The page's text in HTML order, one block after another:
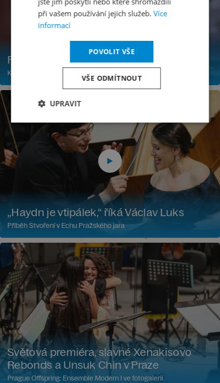
Fantasticky užitý SpringTEEN
Koukněte se na fotky z nabitého odpoledne pro děti i dospělé
„Haydn je vtipálek,“ říká Václav Luks
Příběh Stvoření v Echu Pražského jara
Světová premiéra, slavné Xenakisovo
Rebonds a Unsuk Chin v Praze
Prague Offspring: Ensemble Modern I ve fotogalerii
při vašem používání jejich služeb. Více
informací
POVOLIT VŠE
VŠE ODMÍTNOUT
UPRAVIT